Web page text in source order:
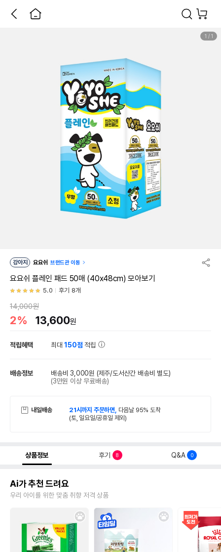
1 / 1
강아지 요요쉬 브랜드관 이동
요요쉬 플레인 패드 50매 (40x48cm) 모아보기
5.0 후기 8개
14,000원
2% 13,600원
적립혜택 최대150점 적립
배송정보 배송비 3,000원 (제주/도서산간 배송비 별도)
(3만원 이상 무료배송)
내일배송 21시까지 주문하면, 다음날 95% 도착
(토, 일요일/공휴일 제외)
상품정보 후기 8 Q&A 0
Ai가 추천 드려요
우리 아이를 위한 맞춤 취향 저격 상품